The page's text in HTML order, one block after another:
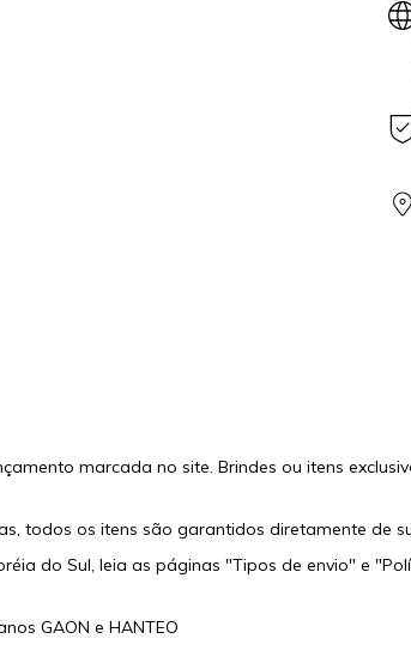
marcada no site. Brindes ou itens
todos os itens são garantidos diretamente de
do Sul, leia as páginas "Tipos de envio" e
GAON e HANTEO